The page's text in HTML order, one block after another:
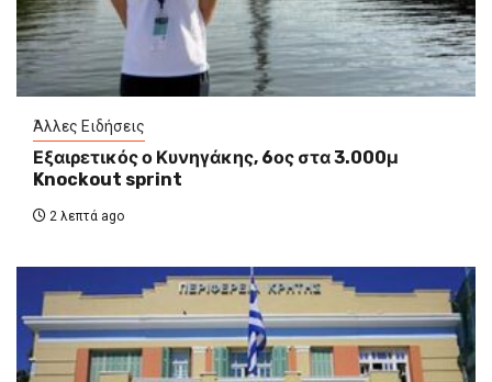
Άλλες Ειδήσεις
Εξαιρετικός ο Κυνηγάκης, 6ος στα 3.000μ
Knockout sprint
2 λεπτά ago